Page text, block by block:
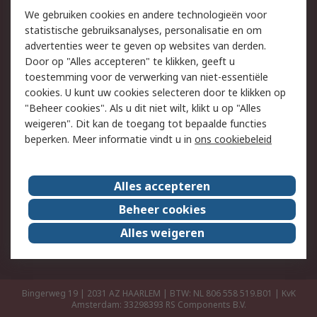
Track & Trace
Wettelijk
Cookiebeleid
Email veiligheid
Privacybeleid
Websitevoorwaarden
Algemene
verkoopvoorwaarden
Over RS
RS Group
Over ons
RS wereldwijd
Werken bij RS
ESG
Bingerweg 19 | 2031 AZ HAARLEM | BTW: NL 806 558 519.B01 | KvK
Amsterdam: 33298393 RS Components B.V.
We gebruiken cookies en andere technologieën voor
statistische gebruiksanalyses, personalisatie en om
advertenties weer te geven op websites van derden.
Door op "Alles accepteren" te klikken, geeft u
toestemming voor de verwerking van niet-essentiële
cookies. U kunt uw cookies selecteren door te klikken op
"Beheer cookies". Als u dit niet wilt, klikt u op "Alles
weigeren". Dit kan de toegang tot bepaalde functies
beperken. Meer informatie vindt u in ons cookiebeleid
Alles accepteren
Beheer cookies
Alles weigeren